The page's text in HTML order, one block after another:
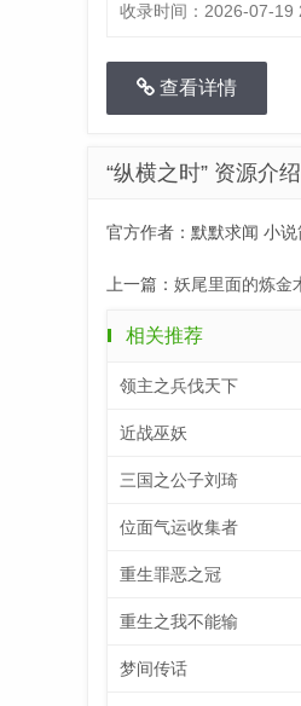
收录时间： 2026-07-19
查看详情
“纵横之时” 资源介绍
官方作者：默默求闻 小
上一篇： 妖尾里面的炼金
相关推荐
领主之兵伐天下
近战巫妖
三国之公子刘琦
位面气运收集者
重生罪恶之冠
重生之我不能输
梦间传话